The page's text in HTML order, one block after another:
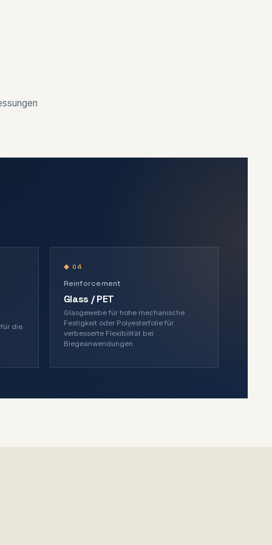
die
◆ 04
Reinforcement
Glass / PET
Glasgewebe für hohe mechanische
Festigkeit oder Polyesterfolie für
verbesserte Flexibilität bei
Biegeanwendungen.